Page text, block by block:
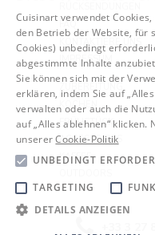
FAQ
KONTAKTIERE UNS
IMPRESSUM
ZUBEREITUNG
KOCHEN
FRÜHSTÜCK
ACCESSOIRES
KAFFEE
+33 3 27
Cuisinart verwendet
den Betrieb der Website, für
Cookies) unbedingt
abgestimmte Inhalte
Sie können sich mit der
erklären, indem Sie auf
verwalten oder auch die
auf „Alles ablehnen“
unsererCookie-Politik
UNBEDINGT
TARGETING
DETAILS ANZEIGEN